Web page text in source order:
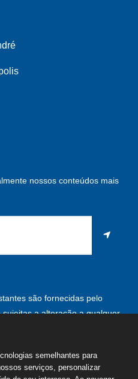
nossos conteúdos mais
são fornecidas pelo
a alteração a qualquer
semelhantes para
serviços, personalizar